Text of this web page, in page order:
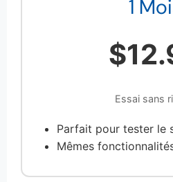
1
Essai sans
Parfait pour tester le
Mêmes